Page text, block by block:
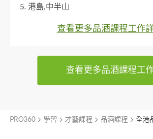
5. 港島,中半山
查看更多品酒課程工作
查看更多品酒課程工
PRO360 學習 才藝課程 品酒課程 全港